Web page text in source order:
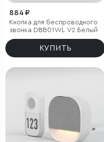
884 ₽
Кнопка для беспроводного
звонка DBB01WL V2 Белый
КУПИТЬ